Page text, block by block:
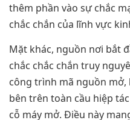
thêm phần vào sự chắc
chắc chắn của lĩnh vực
Mặt khác, nguồn nơi bắt
chắc chắc chắn truy
công trình mã nguồn mở,
bên trên toàn cầu hiệp
cỗ máy mở. Điều này